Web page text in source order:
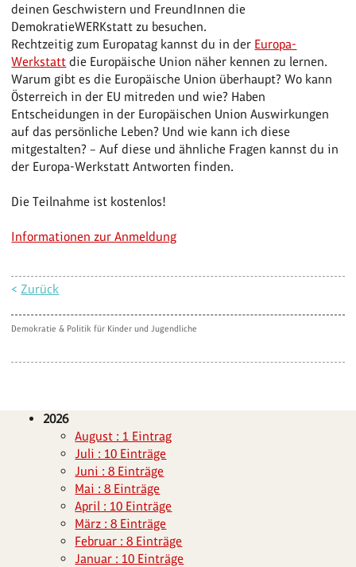
deinen Geschwistern und FreundInnen die
DemokratieWERKstatt zu besuchen.
Rechtzeitig zum Europatag kannst du in der Europa-
Werkstatt die Europäische Union näher kennen zu lernen.
Warum gibt es die Europäische Union überhaupt? Wo kann
Österreich in der EU mitreden und wie? Haben
Entscheidungen in der Europäischen Union Auswirkungen
auf das persönliche Leben? Und wie kann ich diese
mitgestalten? – Auf diese und ähnliche Fragen kannst du in
der Europa-Werkstatt Antworten finden.
Die Teilnahme ist kostenlos!
Informationen zur Anmeldung
< Zurück
Demokratie & Politik für Kinder und Jugendliche
2026
August : 1 Eintrag
Juli : 10 Einträge
Juni : 8 Einträge
Mai : 8 Einträge
April : 10 Einträge
März : 8 Einträge
Februar : 8 Einträge
Januar : 10 Einträge